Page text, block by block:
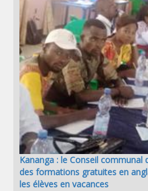
Kananga : le Conseil communal
des formations gratuites en
les élèves en vacances